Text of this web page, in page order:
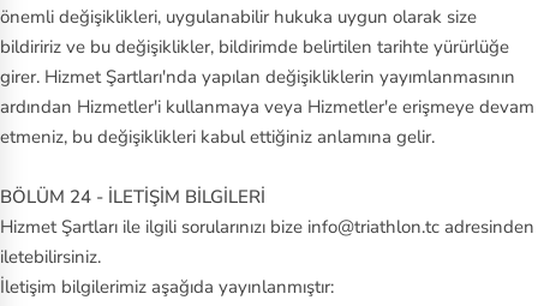
önemli değişiklikleri, uygulanabilir hukuka uygun olarak size
bildiririz ve bu değişiklikler, bildirimde belirtilen tarihte yürürlüğe
girer. Hizmet Şartları'nda yapılan değişikliklerin yayımlanmasının
ardından Hizmetler'i kullanmaya veya Hizmetler'e erişmeye devam
etmeniz, bu değişiklikleri kabul ettiğiniz anlamına gelir.
BÖLÜM 24 - İLETİŞİM BİLGİLERİ
Hizmet Şartları ile ilgili sorularınızı bize info@triathlon.tc adresinden
iletebilirsiniz.
İletişim bilgilerimiz aşağıda yayınlanmıştır: